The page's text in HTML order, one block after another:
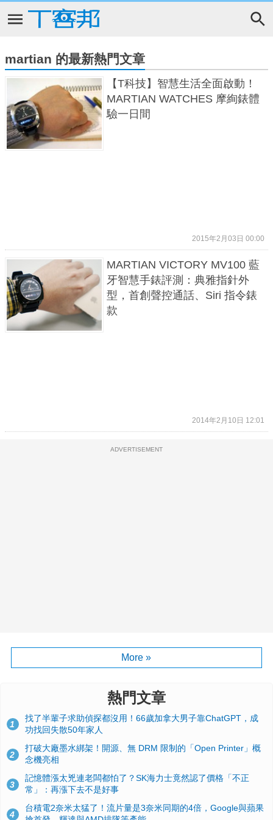
martian 的最新熱門文章
【T科技】智慧生活全面啟動！
MARTIAN WATCHES 摩絢錶體
驗一日間
2015年2月03日 00:00
MARTIAN VICTORY MV100 藍
牙智慧手錶評測：典雅指針外
型，首創聲控通話、Siri 指令錶
款
2014年2月10日 12:01
ADVERTISEMENT
More »
熱門文章
1
找了半輩子求助偵探都沒用！66歲加拿大男子靠ChatGPT，成
功找回失散50年家人
2
打破大廠墨水綁架！開源、無 DRM 限制的「Open Printer」概
念機亮相
3
記憶體漲太兇連老闆都怕了？SK海力士竟然認了價格「不正
常」：再漲下去不是好事
4
台積電2奈米太猛了！流片量是3奈米同期的4倍，Google與蘋果